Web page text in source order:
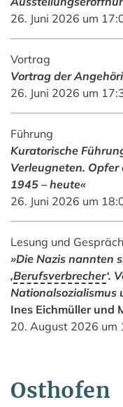
26. Juni 2026 um
Vortrag
Vortrag der
26. Juni 2026 um
Führung
Kuratorische
Verleugneten. Opfer
1945 – heute«
26. Juni 2026 um
Lesung und Gespräch
»Die Nazis nannten
‚Berufsverbrecher‘.
Nationalsozialismus
Ines Eichmüller und
20. August 2026 um
Osthofen